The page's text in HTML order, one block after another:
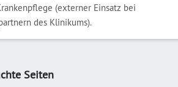
(externer Einsatz bei
des Klinikums).
Seiten